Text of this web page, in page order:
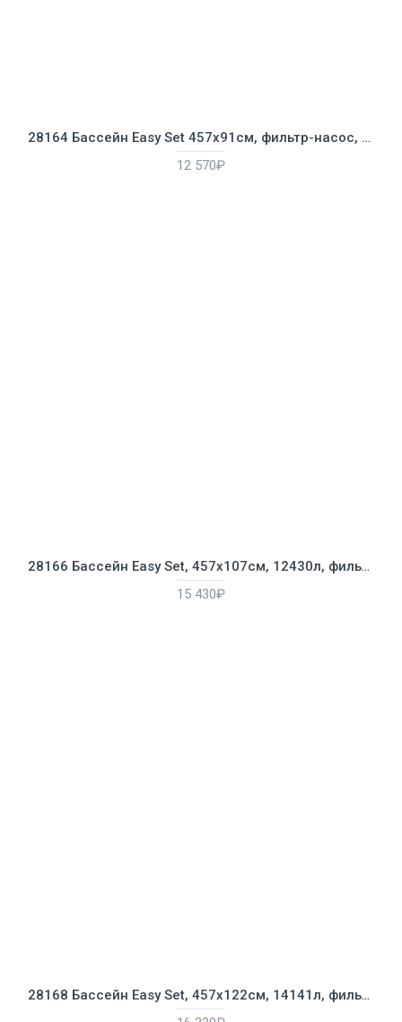
28164 Бассейн Easy Set 457х91см, фильтр-насос, лестница, тент, подстилка
12 570₽
28166 Бассейн Easy Set, 457х107см, 12430л, фильтр-насос 3785л/ч, лестница, тент, подстилка
15 430₽
28168 Бассейн Easy Set, 457х122см, 14141л, фильтр-насос 3785л/ч, лестница, тент, подстилка